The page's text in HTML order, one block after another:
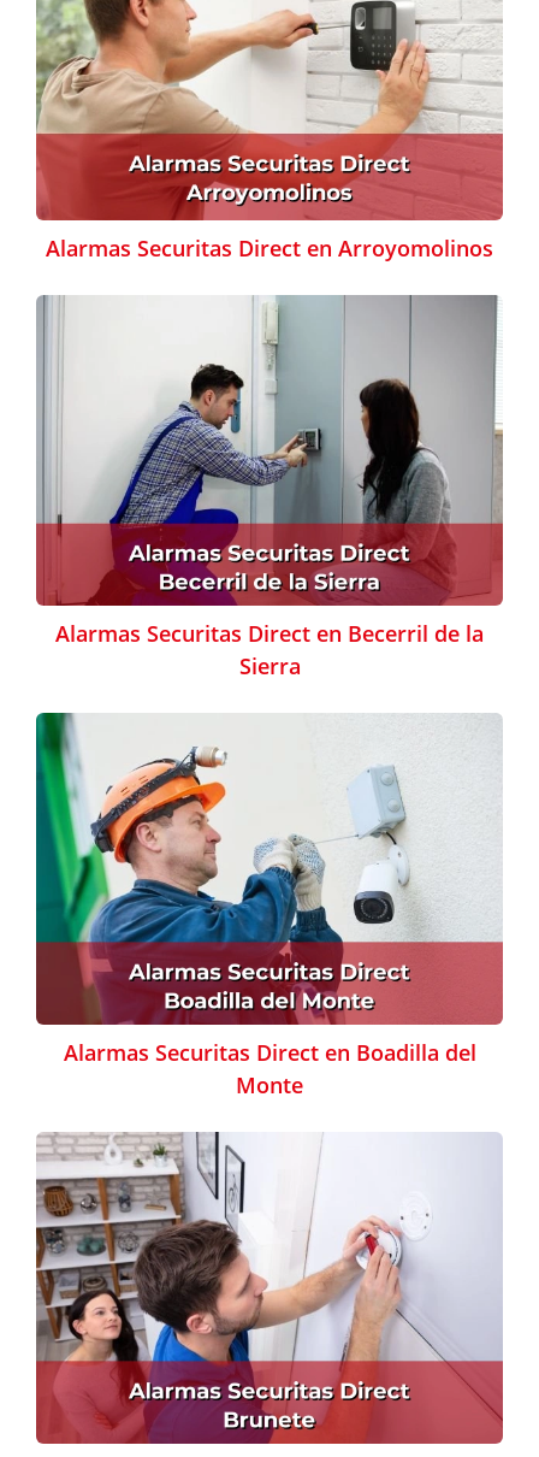
Alarmas Securitas Direct en Arroyomolinos
Alarmas Securitas Direct en Becerril de la
Sierra
Alarmas Securitas Direct en Boadilla del
Monte